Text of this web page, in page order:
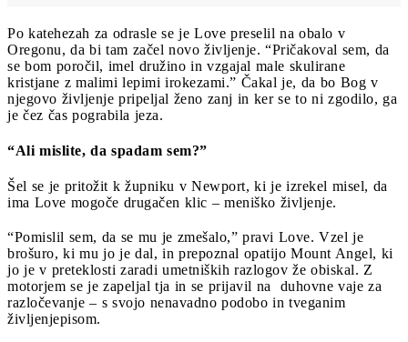
Po katehezah za odrasle se je Love preselil na obalo v
Oregonu, da bi tam začel novo življenje. “Pričakoval sem, da
se bom poročil, imel družino in vzgajal male skulirane
kristjane z malimi lepimi irokezami.” Čakal je, da bo Bog v
njegovo življenje pripeljal ženo zanj in ker se to ni zgodilo, ga
je čez čas pograbila jeza.
“Ali mislite, da spadam sem?”
Šel se je pritožit k župniku v Newport, ki je izrekel misel, da
ima Love mogoče drugačen klic – meniško življenje.
“Pomislil sem, da se mu je zmešalo,” pravi Love. Vzel je
brošuro, ki mu jo je dal, in prepoznal opatijo Mount Angel, ki
jo je v preteklosti zaradi umetniških razlogov že obiskal. Z
motorjem se je zapeljal tja in se prijavil na duhovne vaje za
razločevanje – s svojo nenavadno podobo in tveganim
življenjepisom.